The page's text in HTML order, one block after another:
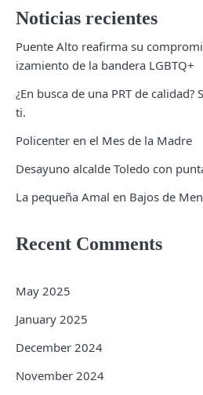
Noticias recientes
Puente Alto reafirma su
izamiento de la bandera LGBTQ+
¿En busca de una PRT de
ti.
Policenter en el Mes de la Madre
Desayuno alcalde Toledo con
La pequeña Amal en Bajos de
Recent Comments
May 2025
January 2025
December 2024
November 2024